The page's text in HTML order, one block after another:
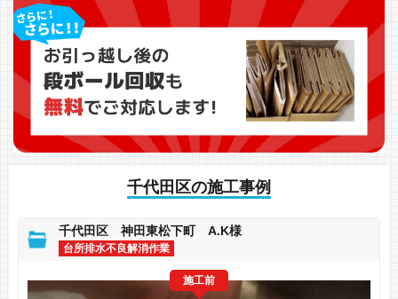
千代田区の施工事例
千代田区 神田東松下町 A.K様
台所排水不良解消作業
施工前